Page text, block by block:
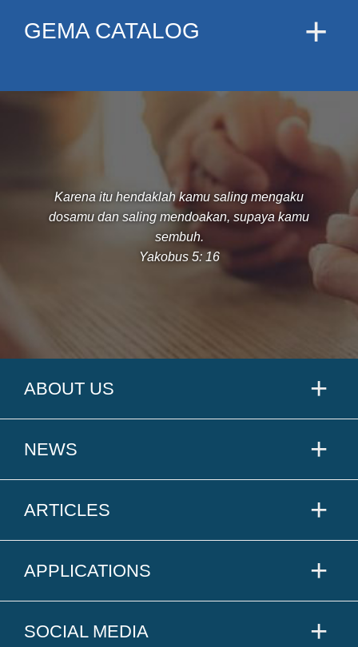
GEMA CATALOG
Karena itu hendaklah kamu saling mengaku
dosamu dan saling mendoakan, supaya kamu
sembuh.
Yakobus 5: 16
ABOUT US
NEWS
ARTICLES
APPLICATIONS
SOCIAL MEDIA